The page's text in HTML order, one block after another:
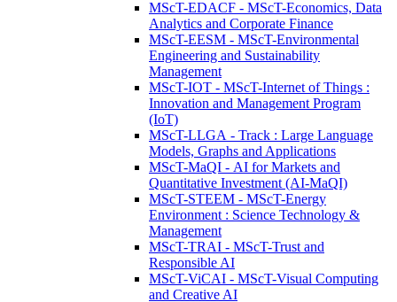
MScT-EDACF - MScT-Economics, Data
Analytics and Corporate Finance
MScT-EESM - MScT-Environmental
Engineering and Sustainability
Management
MScT-IOT - MScT-Internet of Things :
Innovation and Management Program
(IoT)
MScT-LLGA - Track : Large Language
Models, Graphs and Applications
MScT-MaQI - AI for Markets and
Quantitative Investment (AI-MaQI)
MScT-STEEM - MScT-Energy
Environment : Science Technology &
Management
MScT-TRAI - MScT-Trust and
Responsible AI
MScT-ViCAI - MScT-Visual Computing
and Creative AI